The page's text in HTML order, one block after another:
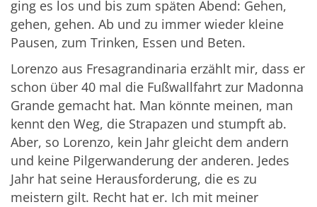
ging es los und bis zum späten Abend: Gehen,
gehen, gehen. Ab und zu immer wieder kleine
Pausen, zum Trinken, Essen und Beten.
Lorenzo aus Fresagrandinaria erzählt mir, dass er
schon über 40 mal die Fußwallfahrt zur Madonna
Grande gemacht hat. Man könnte meinen, man
kennt den Weg, die Strapazen und stumpft ab.
Aber, so Lorenzo, kein Jahr gleicht dem andern
und keine Pilgerwanderung der anderen. Jedes
Jahr hat seine Herausforderung, die es zu
meistern gilt. Recht hat er. Ich mit meiner